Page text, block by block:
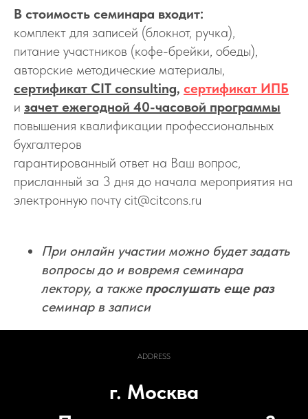
В стоимость семинара входит:
комплект для записей (блокнот, ручка),
питание участников (кофе-брейки, обеды),
авторские методические материалы,
сертификат CIT consulting, сертификат ИПБ
и зачет ежегодной 40-часовой программы
повышения квалификации профессиональных
бухгалтеров
гарантированный ответ на Ваш вопрос,
присланный за 3 дня до начала мероприятия на
электронную почту cit@citcons.ru
При онлайн участии можно будет задать
вопросы до и вовремя семинара
лектору, а также прослушать еще раз
семинар в записи
ADDRESS
г. Москва